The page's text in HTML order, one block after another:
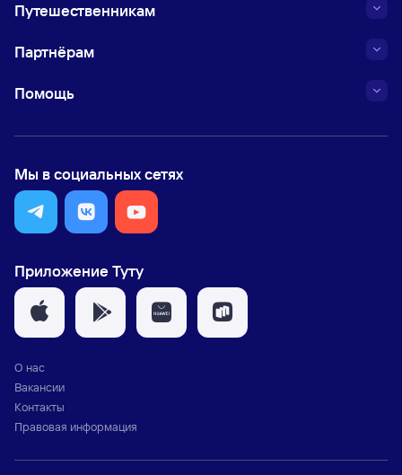
Путешественникам
Партнёрам
Помощь
Мы в социальных сетях
Приложение Туту
О нас
Вакансии
Контакты
Правовая информация